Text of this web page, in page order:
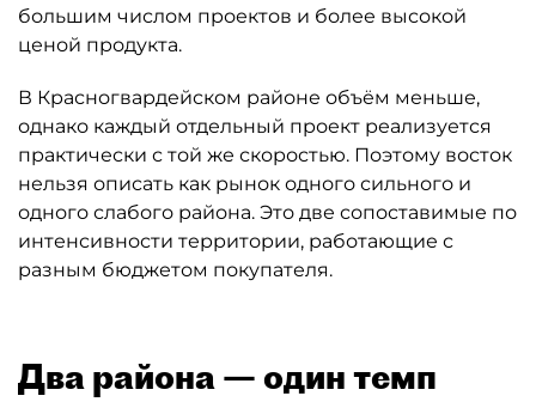
большим числом проектов и более высокой
ценой продукта.
В Красногвардейском районе объём меньше,
однако каждый отдельный проект реализуется
практически с той же скоростью. Поэтому восток
нельзя описать как рынок одного сильного и
одного слабого района. Это две сопоставимые по
интенсивности территории, работающие с
разным бюджетом покупателя.
Два района — один темп